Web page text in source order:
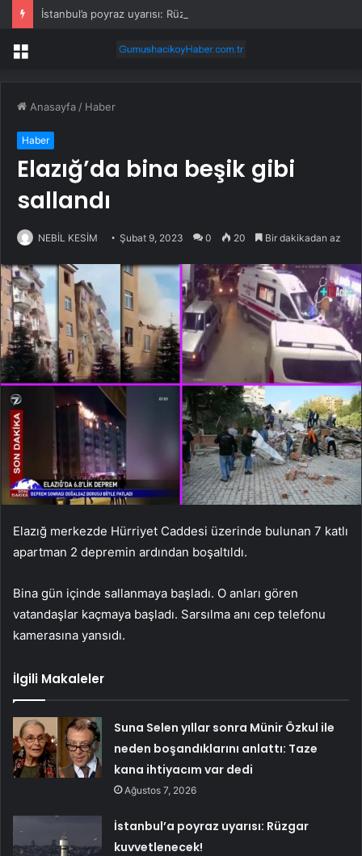
İstanbul’a poyraz uyarısı: Rüzgar kuvvetlenecek!
Menü
Anasayfa / Haber
Haber
Elazığ’da bina beşik gibi
sallandı
NEBİL KESİM Şubat 9, 2023 0 20 Bir dakikadan az
Elazığ merkezde Hürriyet Caddesi üzerinde bulunan 7 katlı
apartman 2 depremin ardından boşaltıldı.
Bina gün içinde sallanmaya başladı. O anları gören
vatandaşlar kaçmaya başladı. Sarsılma anı cep telefonu
kamerasına yansıdı.
İlgili Makaleler
Suna Selen yıllar sonra Münir Özkul ile
neden boşandıklarını anlattı: Taze
kana ihtiyacım var dedi
Ağustos 7, 2026
İstanbul’a poyraz uyarısı: Rüzgar
kuvvetlenecek!